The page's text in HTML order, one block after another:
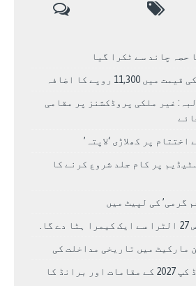
حصہ چاند سے ٹکرا گیا
روپے کا اضافہ
غیر ملکی پروڈکشنز پر مقامی
پر کھلاڑی ‘لاپتہ’
پر کام جلد شروع کرنے کا
گرمی’ کی لپیٹ میں
مارکیٹ میں تاریخی مداخلت کی
مردوں کے کرکٹ ورلڈ کپ 2027 کے مقامات اور برانڈ کا